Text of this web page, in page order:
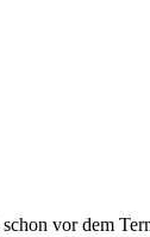
vor dem